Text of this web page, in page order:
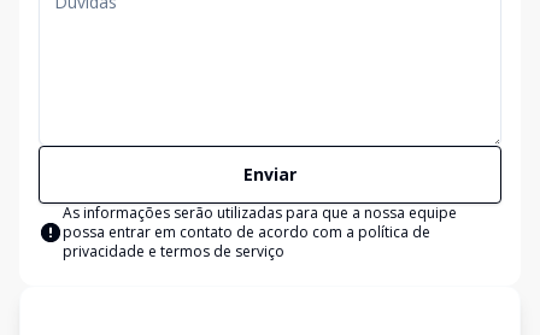
Enviar
As informações serão utilizadas para que a nossa equipe
possa entrar em contato de acordo com a política de
privacidade e termos de serviço